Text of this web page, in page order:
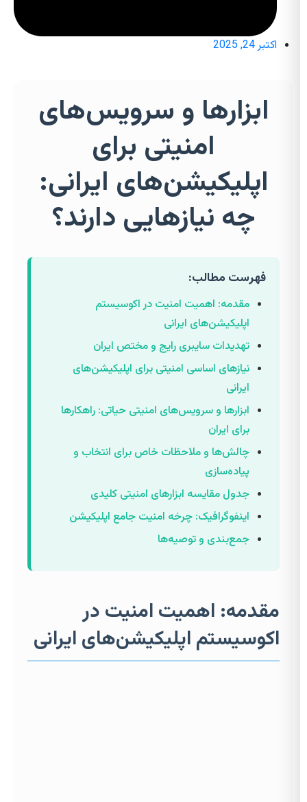
اکتبر 24, 2025
ابزارها و سرویس‌های
امنیتی برای
اپلیکیشن‌های ایرانی:
چه نیازهایی دارند؟
فهرست مطالب:
مقدمه: اهمیت امنیت در اکوسیستم
اپلیکیشن‌های ایرانی
تهدیدات سایبری رایج و مختص ایران
نیازهای اساسی امنیتی برای اپلیکیشن‌های
ایرانی
ابزارها و سرویس‌های امنیتی حیاتی: راهکارها
برای ایران
چالش‌ها و ملاحظات خاص برای انتخاب و
پیاده‌سازی
جدول مقایسه ابزارهای امنیتی کلیدی
اینفوگرافیک: چرخه امنیت جامع اپلیکیشن
جمع‌بندی و توصیه‌ها
مقدمه: اهمیت امنیت در
اکوسیستم اپلیکیشن‌های ایرانی